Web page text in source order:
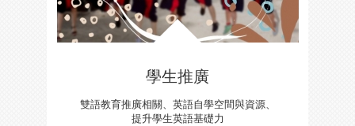
學生推廣
雙語教育推廣相關、英語自學空間與資源、
提升學生英語基礎力